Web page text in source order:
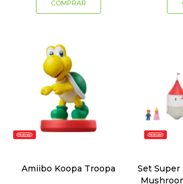
Amiibo Koopa Troopa
Set